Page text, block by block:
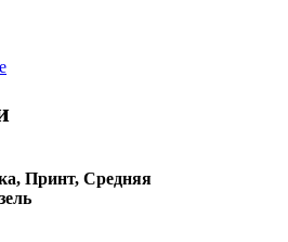
Принт, Средняя